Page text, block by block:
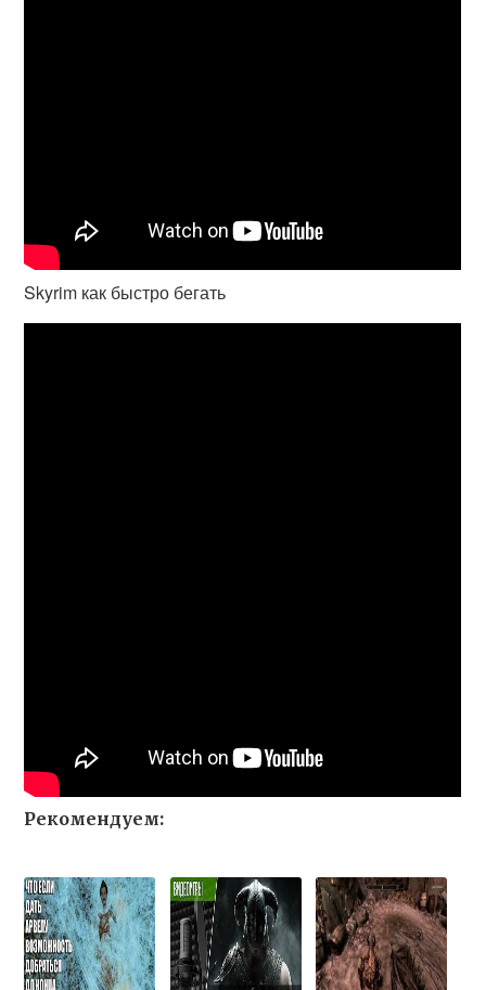
Skyrim как быстро бегать
Рекомендуем: